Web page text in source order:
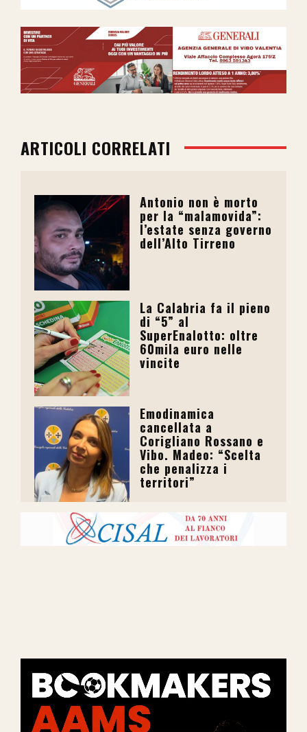
ARTICOLI CORRELATI
Antonio non è morto
per la “malamovida”:
l’estate senza governo
dell’Alto Tirreno
La Calabria fa il pieno
di “5” al
SuperEnalotto: oltre
60mila euro nelle
vincite
Emodinamica
cancellata a
Corigliano Rossano e
Vibo. Madeo: “Scelta
che penalizza i
territori”